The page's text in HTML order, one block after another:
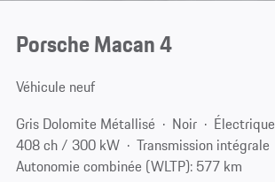
Porsche Macan 4
Véhicule neuf
Gris Dolomite Métallisé
Noir
Électrique
408 ch / 300 kW
Transmission intégrale
Autonomie combinée (WLTP): 577 km